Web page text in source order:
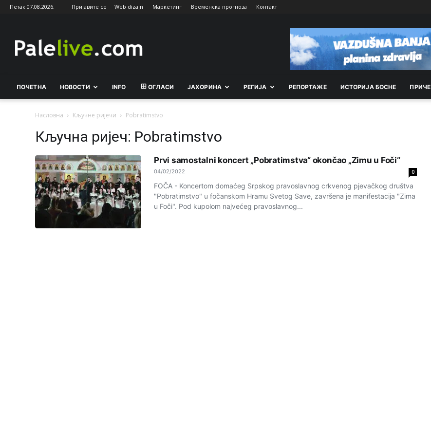
Петак 07.08.2026. Пријавите се Web dizajn Маркетинг Временска прогноза Контакт
ПОЧЕТНА НОВОСТИ INFO ОГЛАСИ ЈАХОРИНА РEГИЈА РEПОРТАЖE ИСТОРИЈА БОСНЕ ПРИЧЕ
Насловна Кључне ријечи Pobratimstvo
Кључна ријеч: Pobratimstvo
Prvi samostalni koncert „Pobratimstva“ okončao „Zimu u Foči“
04/02/2022 0
FOČA - Koncertom domaćeg Srpskog pravoslavnog crkvenog pjevačkog društva
"Pobratimstvo" u fočanskom Hramu Svetog Save, završena je manifestacija "Zima
u Foči". Pod kupolom najvećeg pravoslavnog...